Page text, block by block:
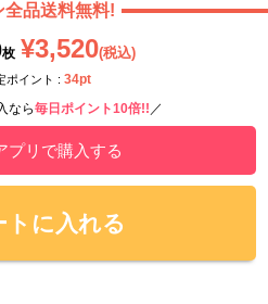
全品送料無料!
枚 ¥3,520(税込)
ポイント : 34pt
なら毎日ポイント10倍!! ／
プリで購入する
トに入れる